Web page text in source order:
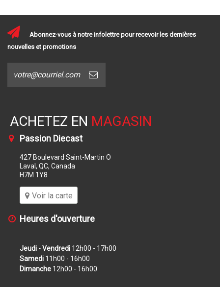
Abonnez-vous à notre infolettre pour recevoir les dernières
nouvelles et promotions
ACHETEZ EN MAGASIN
Passion Diecast
427 Boulevard Saint-Martin O
Laval, QC, Canada
H7M 1Y8
Voir la carte
Heures d'ouverture
Jeudi - Vendredi 12h00 - 17h00
Samedi 11h00 - 16h00
Dimanche 12h00 - 16h00